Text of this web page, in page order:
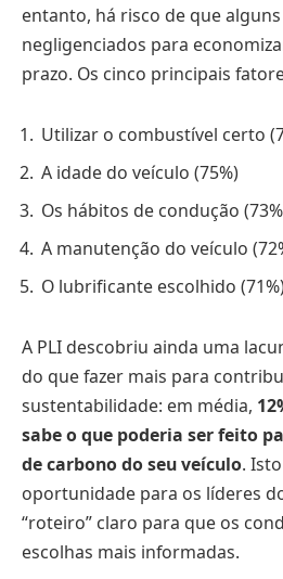
entanto, há risco de que
negligenciados para
prazo. Os cinco principais
Utilizar o combustível certo
A idade do veículo (75%)
Os hábitos de condução
A manutenção do veículo
O lubrificante escolhido
A PLI descobriu ainda uma
do que fazer mais para
sustentabilidade: em média,
sabe o que poderia ser feito
de carbono do seu veículo.
oportunidade para os líderes
“roteiro” claro para que os
escolhas mais informadas.